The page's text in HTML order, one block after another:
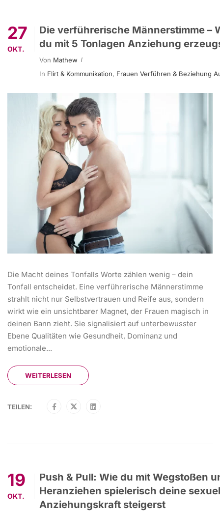
27
OKT.
Die verführerische Männerstimme –
du mit 5 Tonlagen Anziehung
Von Mathew
In Flirt & Kommunikation, Frauen Verführen & Beziehung
Die Macht deines Tonfalls Worte zählen wenig – dein
Tonfall entscheidet. Eine verführerische Männerstimme
strahlt nicht nur Selbstvertrauen und Reife aus, sondern
wirkt wie ein unsichtbarer Magnet, der Frauen magisch in
deinen Bann zieht. Sie signalisiert auf unterbewusster
Ebene Qualitäten wie Gesundheit, Dominanz und
emotionale...
WEITERLESEN
TEILEN:
19
OKT.
Push & Pull: Wie du mit Wegstoßen
Heranziehen spielerisch deine
Anziehungskraft steigerst